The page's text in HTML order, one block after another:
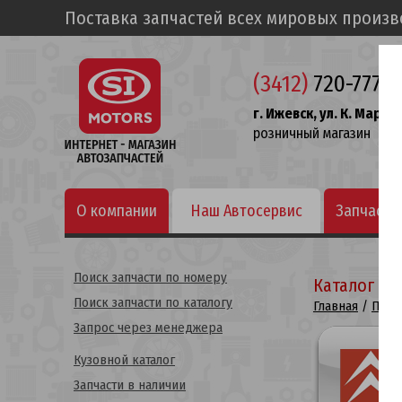
(3412) 720-777
г. Ижевск, ул. К. Маркса,
розничный магазин
Поставка запчастей всех мировых
О компании Наш Автосервис Запчасти
Каталог
Главная /
Поиск запчасти по номеру
Поиск запчасти по каталогу
Запрос через менеджера
Кузовной каталог
Запчасти в наличии